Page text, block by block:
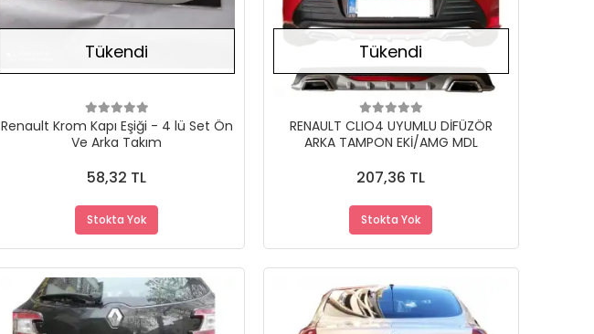
Tükendi
Renault Krom Kapı Eşiği - 4 lü Set Ön
Ve Arka Takım
58,32 TL
Stokta Yok
Tükendi
RENAULT CLIO4 UYUMLU DİFÜZÖR
ARKA TAMPON EKİ/AMG MDL
207,36 TL
Stokta Yok
Stokta Yok Stokta Yok